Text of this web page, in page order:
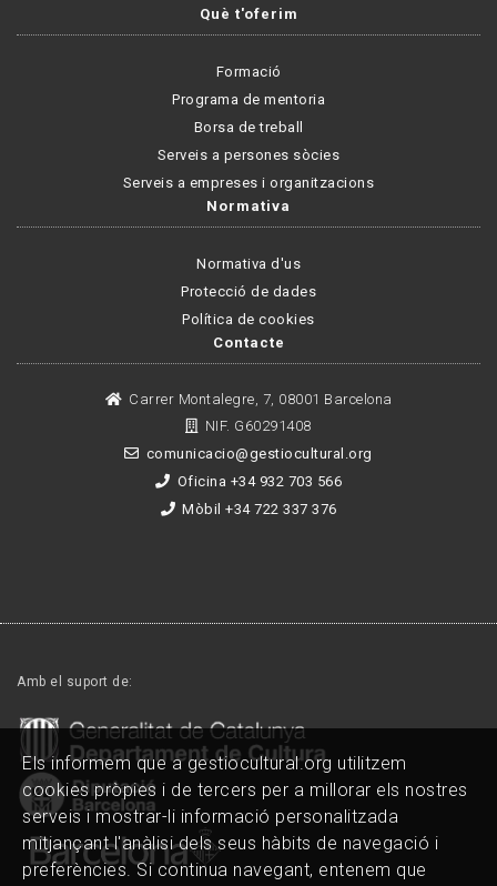
Què t'oferim
Formació
Programa de mentoria
Borsa de treball
Serveis a persones sòcies
Serveis a empreses i organitzacions
Normativa
Normativa d'us
Protecció de dades
Política de cookies
Contacte
Carrer Montalegre, 7, 08001 Barcelona
NIF. G60291408
comunicacio@gestiocultural.org
Oficina +34 932 703 566
Mòbil +34 722 337 376
Amb el suport de:
Els informem que a gestiocultural.org utilitzem
cookies pròpies i de tercers per a millorar els nostres
serveis i mostrar-li informació personalitzada
mitjançant l'anàlisi dels seus hàbits de navegació i
preferències. Si continua navegant, entenem que